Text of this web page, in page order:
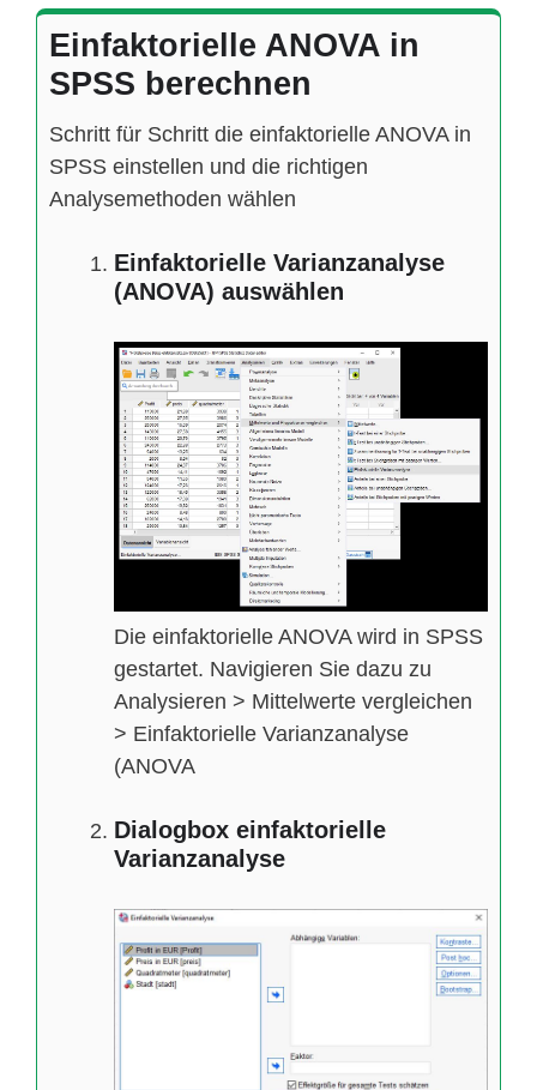
Einfaktorielle ANOVA in
SPSS berechnen
Schritt für Schritt die einfaktorielle ANOVA in
SPSS einstellen und die richtigen
Analysemethoden wählen
Einfaktorielle Varianzanalyse
(ANOVA) auswählen
Die einfaktorielle ANOVA wird in SPSS
gestartet. Navigieren Sie dazu zu
Analysieren > Mittelwerte vergleichen
> Einfaktorielle Varianzanalyse
(ANOVA
Dialogbox einfaktorielle
Varianzanalyse